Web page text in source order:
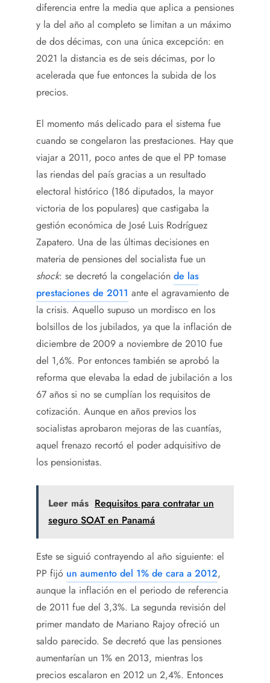
diferencia entre la media que aplica a pensiones
y la del año al completo se limitan a un máximo
de dos décimas, con una única excepción: en
2021 la distancia es de seis décimas, por lo
acelerada que fue entonces la subida de los
precios.
El momento más delicado para el sistema fue
cuando se congelaron las prestaciones. Hay que
viajar a 2011, poco antes de que el PP tomase
las riendas del país gracias a un resultado
electoral histórico (186 diputados, la mayor
victoria de los populares) que castigaba la
gestión económica de José Luis Rodríguez
Zapatero. Una de las últimas decisiones en
materia de pensiones del socialista fue un
shock: se decretó la congelación de las
prestaciones de 2011 ante el agravamiento de
la crisis. Aquello supuso un mordisco en los
bolsillos de los jubilados, ya que la inflación de
diciembre de 2009 a noviembre de 2010 fue
del 1,6%. Por entonces también se aprobó la
reforma que elevaba la edad de jubilación a los
67 años si no se cumplían los requisitos de
cotización. Aunque en años previos los
socialistas aprobaron mejoras de las cuantías,
aquel frenazo recortó el poder adquisitivo de
los pensionistas.
Leer más Requisitos para contratar un
seguro SOAT en Panamá
Este se siguió contrayendo al año siguiente: el
PP fijó un aumento del 1% de cara a 2012,
aunque la inflación en el periodo de referencia
de 2011 fue del 3,3%. La segunda revisión del
primer mandato de Mariano Rajoy ofreció un
saldo parecido. Se decretó que las pensiones
aumentarían un 1% en 2013, mientras los
precios escalaron en 2012 un 2,4%. Entonces